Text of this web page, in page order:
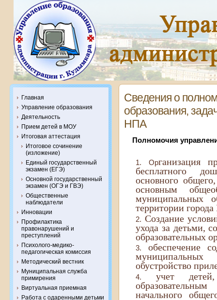
Главная
Управление образования
Деятельность
Прием детей в МОУ
Итоговая аттестация
Итоговое сочинение
(изложение)
Единый государственный
экзамен (ЕГЭ)
Основной государственный
экзамен (ОГЭ и ГВЭ)
Общественные
наблюдатели
Инновации
Профилактика
правонарушений и
преступлений
Психолого-медико-
педагогическая комиссия
Методический вестник
Муниципальная служба
примирения
Виртуальная приемная
Работа с одаренными детьми
Сведения о
образования,
НПА
Полномочия
Организация
бесплатного
основного
основным
муниципальных
территории
Создание
ухода за детьми,
образовательных
обеспечение
муниципальных
обустройство
учет
начального